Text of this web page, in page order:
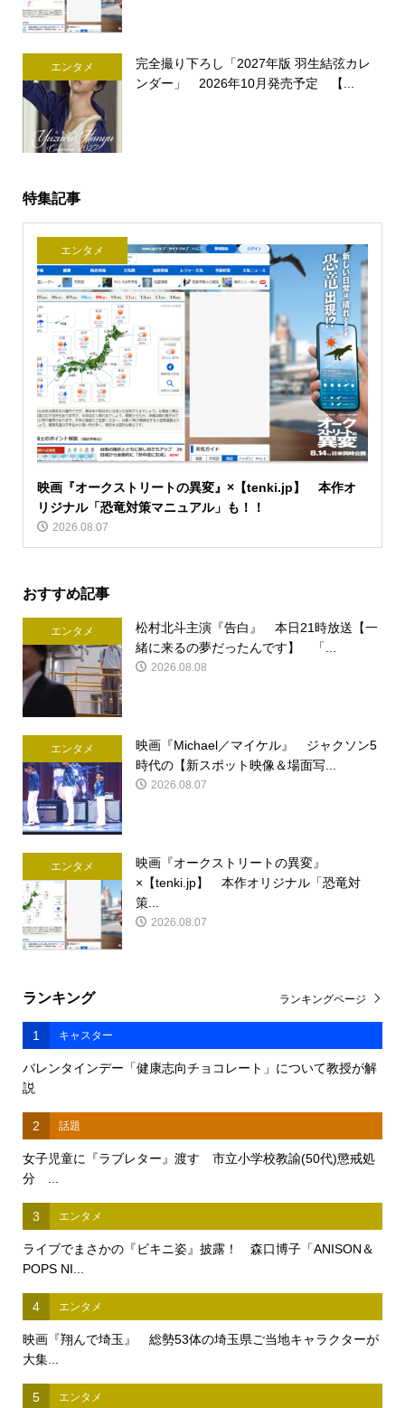
エンタメ
完全撮り下ろし「2027年版 羽生結弦カレ
ンダー」 2026年10月発売予定 【...
特集記事
エンタメ
映画『オークストリートの異変』×【tenki.jp】 本作オ
リジナル「恐竜対策マニュアル」も！！
2026.08.07
おすすめ記事
エンタメ
松村北斗主演『告白』 本日21時放送【一
緒に来るの夢だったんです】 「...
2026.08.08
エンタメ
映画『Michael／マイケル』 ジャクソン5
時代の【新スポット映像＆場面写...
2026.08.07
エンタメ
映画『オークストリートの異変』
×【tenki.jp】 本作オリジナル「恐竜対
策...
2026.08.07
ランキング
1 キャスター
バレンタインデー「健康志向チョコレート」について教授が解
説
2 話題
女子児童に『ラブレター』渡す 市立小学校教諭(50代)懲戒処
分 ...
3 エンタメ
ライブでまさかの『ビキニ姿』披露！ 森口博子「ANISON＆
POPS NI...
4 エンタメ
映画『翔んで埼玉』 総勢53体の埼玉県ご当地キャラクターが
大集...
5 エンタメ
ランキングページ